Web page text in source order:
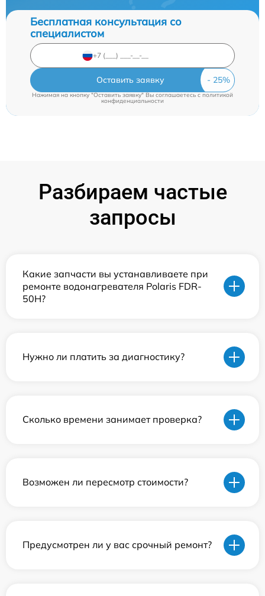
Бесплатная консультация со
специалистом
Оставить заявку
Нажимая на кнопку "Оставить заявку" Вы соглашаетесь cполитикой
конфиденциальности
Разбираем частые
запросы
Какие запчасти вы устанавливаете при
ремонте водонагревателя Polaris FDR-
50H?
Нужно ли платить за диагностику?
Сколько времени занимает проверка?
Возможен ли пересмотр стоимости?
Предусмотрен ли у вас срочный ремонт?